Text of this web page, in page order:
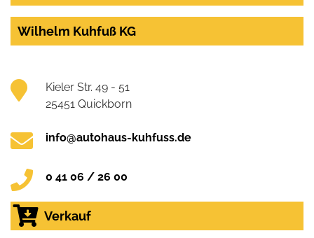
Wilhelm Kuhfuß KG
Kieler Str. 49 - 51
25451 Quickborn
info@autohaus-kuhfuss.de
0 41 06 / 26 00
Verkauf